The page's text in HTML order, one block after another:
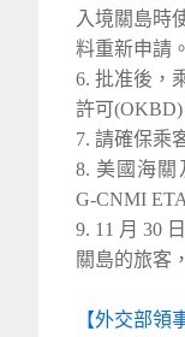
入境關島時
料重新申請。
6. 批准後，
許可(OKBD)
7. 請確保乘
8. 美國海關
G-CNMI
9. 11 月 30
關島的旅客
【外交部領